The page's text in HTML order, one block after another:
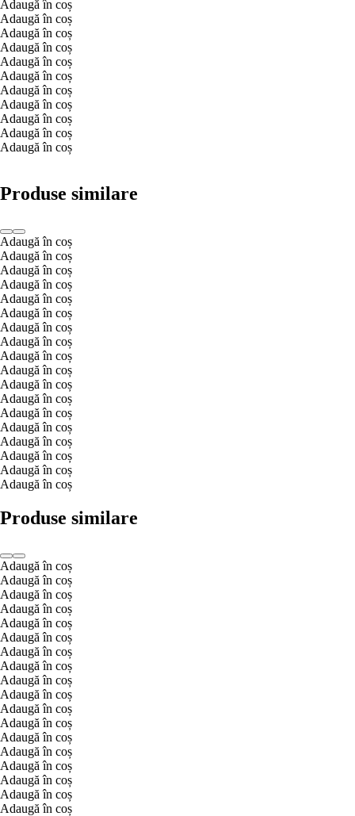
Adaugă în coș
Adaugă în coș
Adaugă în coș
Adaugă în coș
Adaugă în coș
Adaugă în coș
Adaugă în coș
Adaugă în coș
Adaugă în coș
Adaugă în coș
Adaugă în coș
Produse similare
Adaugă în coș
Adaugă în coș
Adaugă în coș
Adaugă în coș
Adaugă în coș
Adaugă în coș
Adaugă în coș
Adaugă în coș
Adaugă în coș
Adaugă în coș
Adaugă în coș
Adaugă în coș
Adaugă în coș
Adaugă în coș
Adaugă în coș
Adaugă în coș
Adaugă în coș
Adaugă în coș
Produse similare
Adaugă în coș
Adaugă în coș
Adaugă în coș
Adaugă în coș
Adaugă în coș
Adaugă în coș
Adaugă în coș
Adaugă în coș
Adaugă în coș
Adaugă în coș
Adaugă în coș
Adaugă în coș
Adaugă în coș
Adaugă în coș
Adaugă în coș
Adaugă în coș
Adaugă în coș
Adaugă în coș